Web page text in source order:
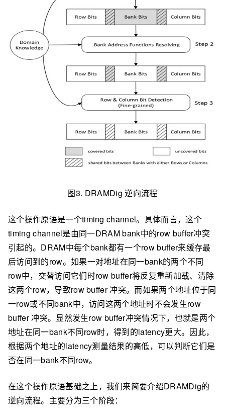
图3. DRAMDig 逆向流程
这个操作原语是一个timing channel。具体而言，这个
timing channel是由同一DRAM bank中的row buffer冲突
引起的。DRAM中每个bank都有一个row buffer来缓存最
后访问到的row。如果一对地址在同一bank的两个不同
row中，交替访问它们时row buffer将反复重新加载、清除
这两个row，导致row buffer 冲突。而如果两个地址位于同
一row或不同bank中，访问这两个地址时不会发生row
buffer 冲突。显然发生row buffer冲突情况下，也就是两个
地址在同一bank不同row时，得到的latency更大。因此，
根据两个地址的latency测量结果的高低，可以判断它们是
否在同一bank不同row。
在这个操作原语基础之上，我们来简要介绍DRAMDig的
逆向流程。主要分为三个阶段：